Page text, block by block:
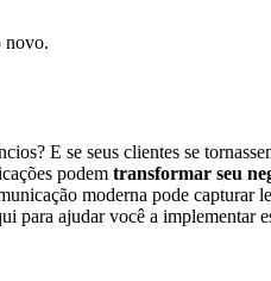
novo.
E se seus clientes se
podem transformar seu
moderna pode
ajudar você a implementar